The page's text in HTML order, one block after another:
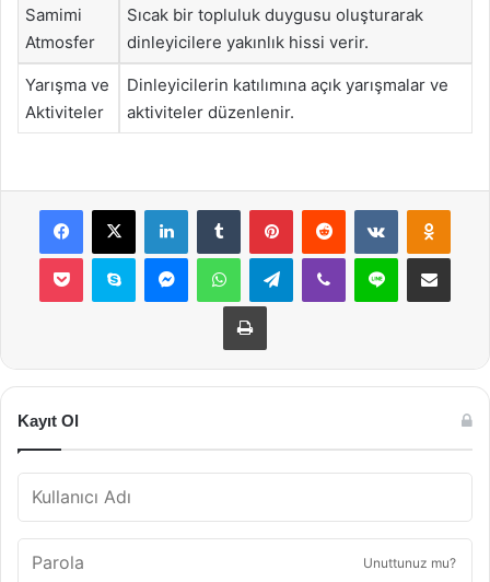
Samimi
Atmosfer
Sıcak bir topluluk duygusu oluşturarak
dinleyicilere yakınlık hissi verir.
Yarışma ve
Aktiviteler
Dinleyicilerin katılımına açık yarışmalar ve
aktiviteler düzenlenir.
Facebook
X LinkedInTumblr PinterestReddit VKontakte
Pocket Skype MessengerWhatsAppTelegramViber Line E-Posta ile
Yazdır
Kayıt Ol
Unuttunuz mu?